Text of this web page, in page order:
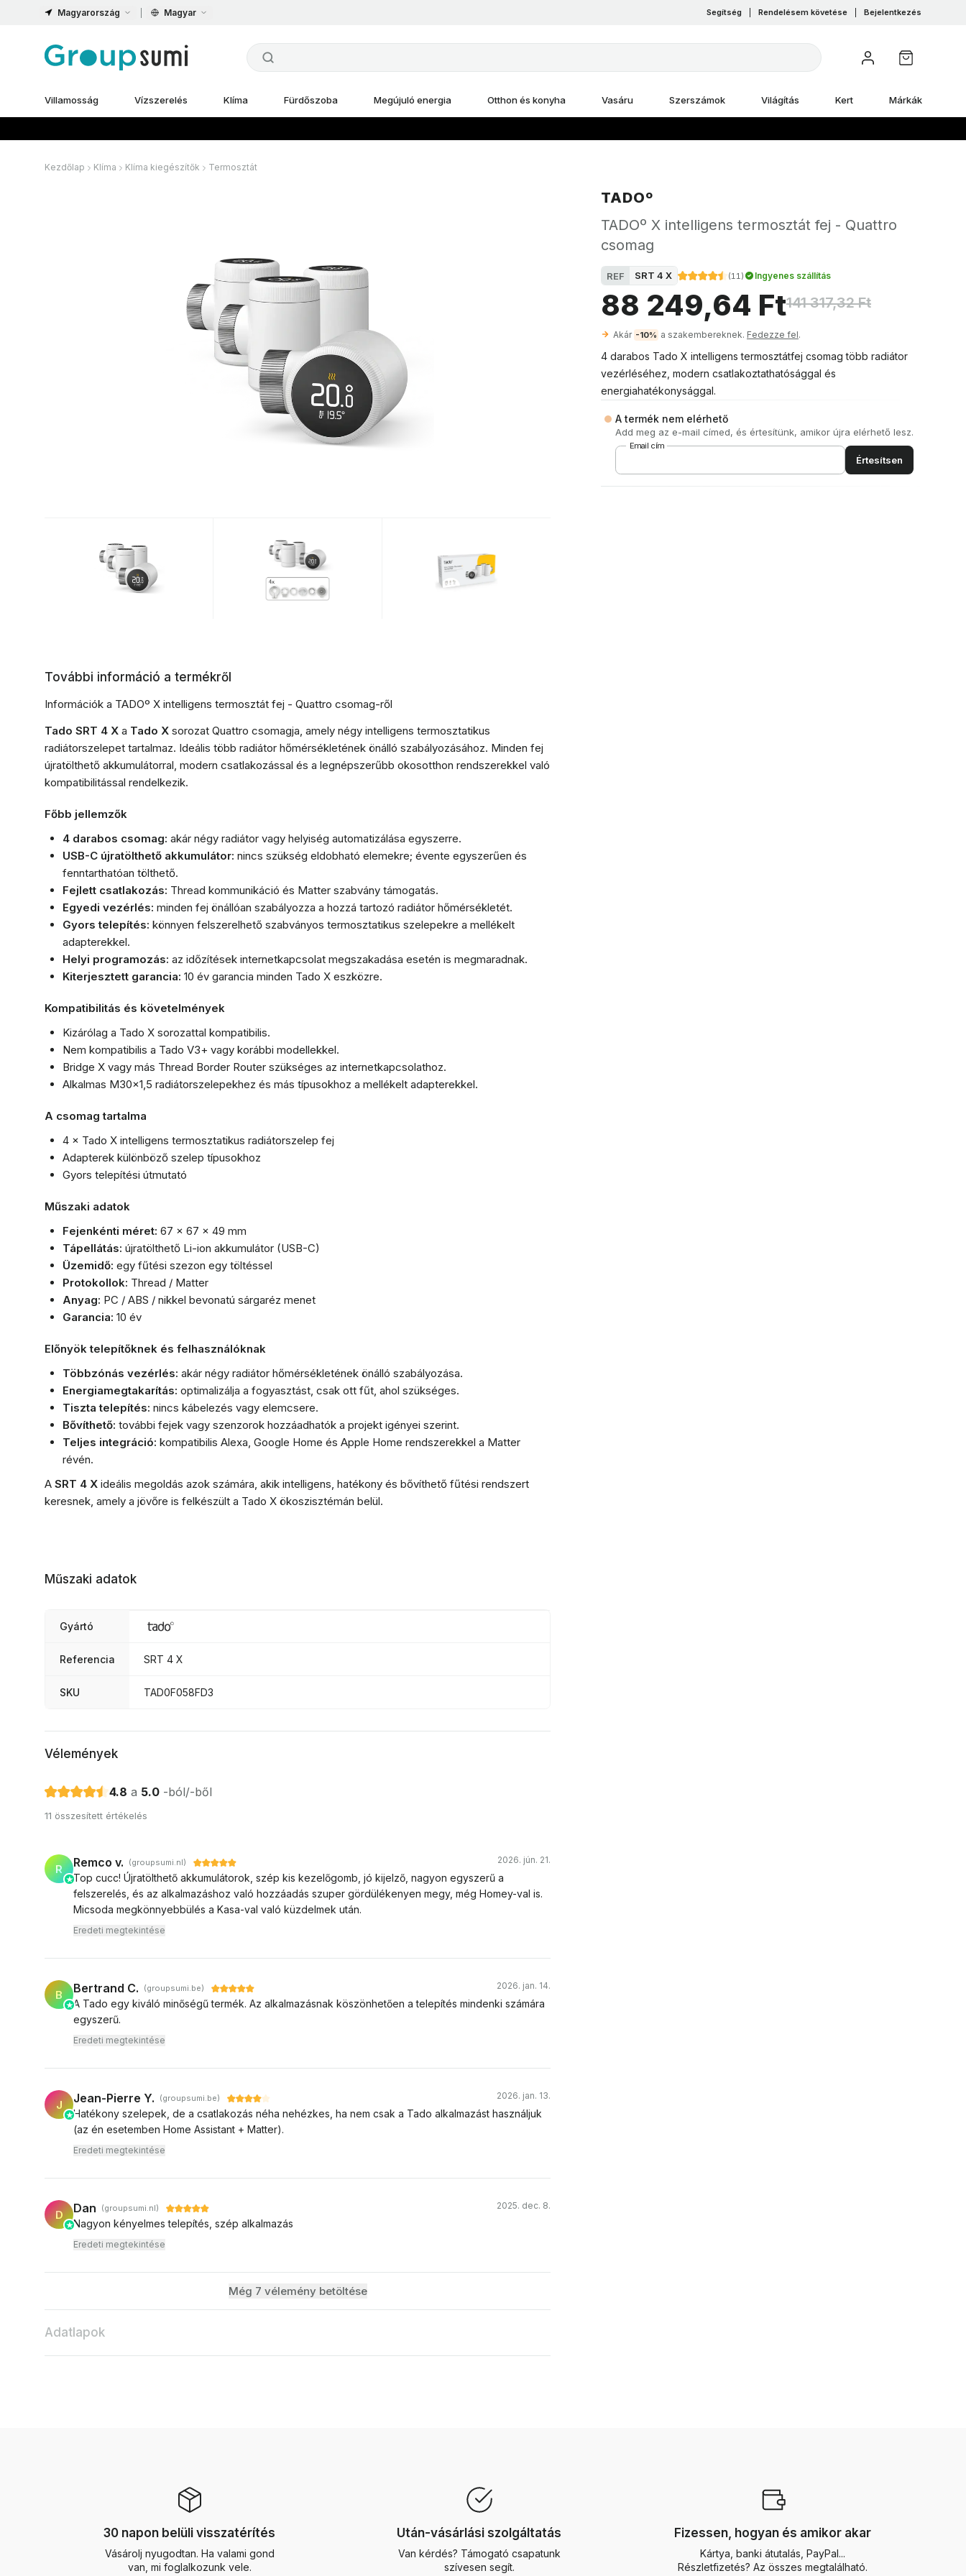
Magyarország Magyar Segítség Rendelésem követése Bejelentkezés
Villamosság Vízszerelés Klíma Fürdőszoba Megújuló energia Otthon és konyha Vasáru Szerszámok Világítás Kert Márkák
Kezdőlap Klíma Klíma kiegészítők Termosztát
TADOº
TADOº X intelligens termosztát fej - Quattro
csomag
REF SRT 4 X (11 ) Ingyenes szállítás
88 249,64 Ft141 317,32 Ft
Akár -10% a szakembereknek. Fedezze fel.
4 darabos Tado X intelligens termosztátfej csomag több radiátor
vezérléséhez, modern csatlakoztathatósággal és
energiahatékonysággal.
A termék nem elérhető
Add meg az e-mail címed, és értesítünk, amikor újra elérhető lesz.
Email cím
Értesítsen
További információ a termékről
Információk a TADOº X intelligens termosztát fej - Quattro csomag-ről
Tado SRT 4 X a Tado X sorozat Quattro csomagja, amely négy intelligens termosztatikus
radiátorszelepet tartalmaz. Ideális több radiátor hőmérsékletének önálló szabályozásához. Minden fej
újratölthető akkumulátorral, modern csatlakozással és a legnépszerűbb okosotthon rendszerekkel való
kompatibilitással rendelkezik.
Főbb jellemzők
4 darabos csomag: akár négy radiátor vagy helyiség automatizálása egyszerre.
USB-C újratölthető akkumulátor: nincs szükség eldobható elemekre; évente egyszerűen és
fenntarthatóan tölthető.
Fejlett csatlakozás: Thread kommunikáció és Matter szabvány támogatás.
Egyedi vezérlés: minden fej önállóan szabályozza a hozzá tartozó radiátor hőmérsékletét.
Gyors telepítés: könnyen felszerelhető szabványos termosztatikus szelepekre a mellékelt
adapterekkel.
Helyi programozás: az időzítések internetkapcsolat megszakadása esetén is megmaradnak.
Kiterjesztett garancia: 10 év garancia minden Tado X eszközre.
Kompatibilitás és követelmények
Kizárólag a Tado X sorozattal kompatibilis.
Nem kompatibilis a Tado V3+ vagy korábbi modellekkel.
Bridge X vagy más Thread Border Router szükséges az internetkapcsolathoz.
Alkalmas M30×1,5 radiátorszelepekhez és más típusokhoz a mellékelt adapterekkel.
A csomag tartalma
4 × Tado X intelligens termosztatikus radiátorszelep fej
Adapterek különböző szelep típusokhoz
Gyors telepítési útmutató
Műszaki adatok
Fejenkénti méret: 67 × 67 × 49 mm
Tápellátás: újratölthető Li-ion akkumulátor (USB-C)
Üzemidő: egy fűtési szezon egy töltéssel
Protokollok: Thread / Matter
Anyag: PC / ABS / nikkel bevonatú sárgaréz menet
Garancia: 10 év
Előnyök telepítőknek és felhasználóknak
Többzónás vezérlés: akár négy radiátor hőmérsékletének önálló szabályozása.
Energiamegtakarítás: optimalizálja a fogyasztást, csak ott fűt, ahol szükséges.
Tiszta telepítés: nincs kábelezés vagy elemcsere.
Bővíthető: további fejek vagy szenzorok hozzáadhatók a projekt igényei szerint.
Teljes integráció: kompatibilis Alexa, Google Home és Apple Home rendszerekkel a Matter
révén.
A SRT 4 X ideális megoldás azok számára, akik intelligens, hatékony és bővíthető fűtési rendszert
keresnek, amely a jövőre is felkészült a Tado X ökoszisztémán belül.
Műszaki adatok
Gyártó
Referencia SRT 4 X
SKU TAD0F058FD3
Vélemények
4.8 a 5.0 -ból/-ből
11 összesített értékelés
R Remco v. (groupsumi.nl) 2026. jún. 21.
Top cucc! Újratölthető akkumulátorok, szép kis kezelőgomb, jó kijelző, nagyon egyszerű a
felszerelés, és az alkalmazáshoz való hozzáadás szuper gördülékenyen megy, még Homey-val is.
Micsoda megkönnyebbülés a Kasa-val való küzdelmek után.
Eredeti megtekintése
B Bertrand C. (groupsumi.be) 2026. jan. 14.
A Tado egy kiváló minőségű termék. Az alkalmazásnak köszönhetően a telepítés mindenki számára
egyszerű.
Eredeti megtekintése
J Jean-Pierre Y. (groupsumi.be) 2026. jan. 13.
Hatékony szelepek, de a csatlakozás néha nehézkes, ha nem csak a Tado alkalmazást használjuk
(az én esetemben Home Assistant + Matter).
Eredeti megtekintése
D Dan (groupsumi.nl) 2025. dec. 8.
Nagyon kényelmes telepítés, szép alkalmazás
Eredeti megtekintése
Még 7 vélemény betöltése
Adatlapok
30 napon belüli visszatérítés
Vásárolj nyugodtan. Ha valami gond
van, mi foglalkozunk vele.
Után-vásárlási szolgáltatás
Van kérdés? Támogató csapatunk
szívesen segít.
Fizessen, hogyan és amikor akar
Kártya, banki átutalás, PayPal...
Részletfizetés? Az összes megtalálható.